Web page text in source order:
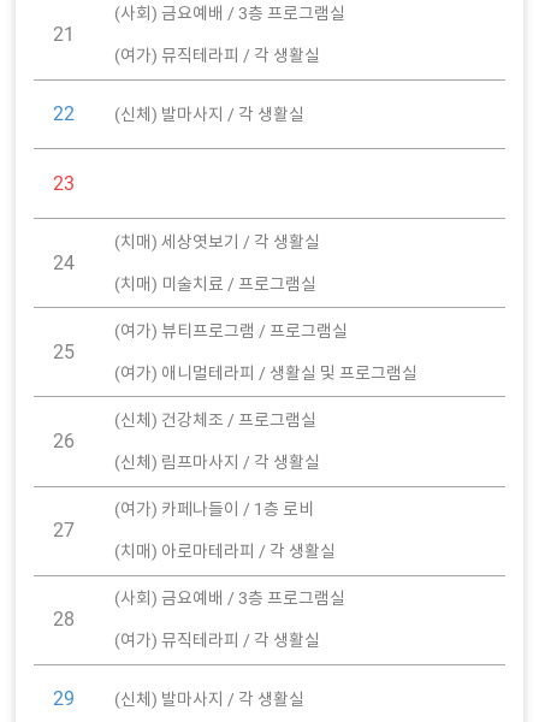
21
(사회) 금요예배 / 3층 프로그램실
(여가) 뮤직테라피 / 각 생활실
22 (신체) 발마사지 / 각 생활실
23
24
(치매) 세상엿보기 / 각 생활실
(치매) 미술치료 / 프로그램실
25
(여가) 뷰티프로그램 / 프로그램실
(여가) 애니멀테라피 / 생활실 및 프로그램실
26
(신체) 건강체조 / 프로그램실
(신체) 림프마사지 / 각 생활실
27
(여가) 카페나들이 / 1층 로비
(치매) 아로마테라피 / 각 생활실
28
(사회) 금요예배 / 3층 프로그램실
(여가) 뮤직테라피 / 각 생활실
29 (신체) 발마사지 / 각 생활실